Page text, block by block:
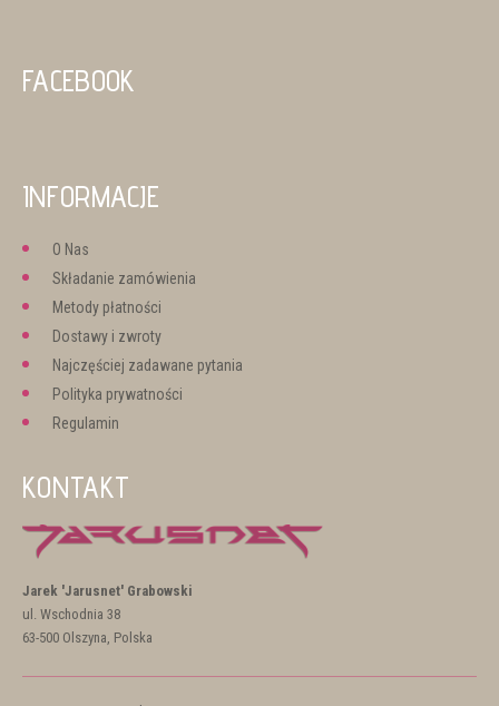
FACEBOOK
INFORMACJE
O Nas
Składanie zamówienia
Metody płatności
Dostawy i zwroty
Najczęściej zadawane pytania
Polityka prywatności
Regulamin
KONTAKT
Jarek 'Jarusnet' Grabowski
ul. Wschodnia 38
63-500 Olszyna, Polska